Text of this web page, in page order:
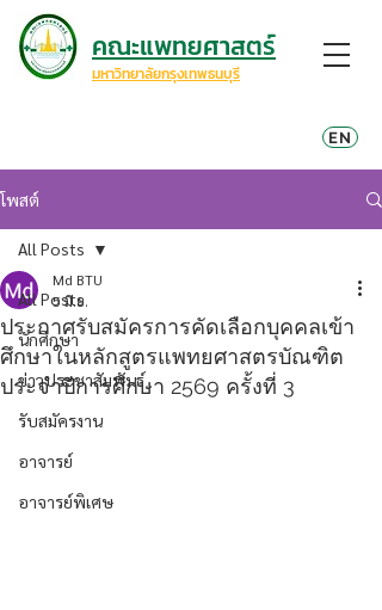
มหาวิทยาลัยกรุงเทพธนบุรี
EN
คณะแพทยศาสตร์
โพสต์
All Posts
นักศึกษา
ข่าวประชาสัมพันธ์
รับสมัครงาน
อาจารย์
อาจารย์พิเศษ
All Posts
ประกาศรับสมัครการคัดเลือกบุคคลเข้า
ศึกษาในหลักสูตรแพทยศาสตรบัณฑิต
ประจำปีการศึกษา 2569 ครั้งที่ 3
Md BTU
5 มิ.ย.